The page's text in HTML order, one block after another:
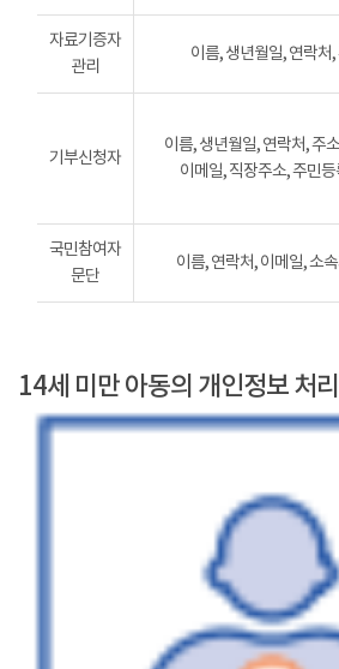
자료기증자
관리
이름, 생년월일, 연락처,
기부신청자
이름, 생년월일, 연락처, 주
이메일, 직장주소, 주민
국민참여자
문단
이름, 연락처, 이메일, 소
14세 미만 아동의 개인정보 처리